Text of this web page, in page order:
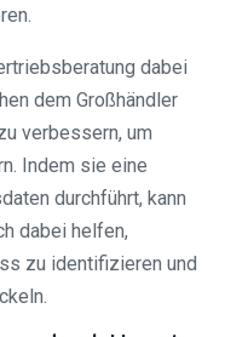
dabei
dem Großhändler
verbessern, um
Indem sie eine
durchführt, kann
dabei helfen,
zu identifizieren und